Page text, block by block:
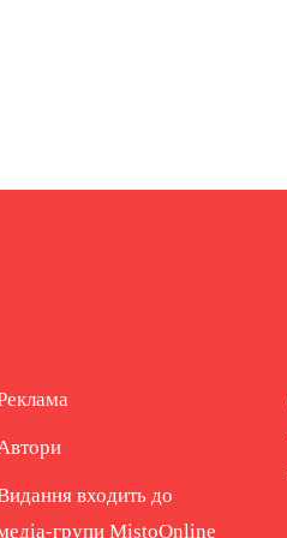
входить до
групи MistoOnline